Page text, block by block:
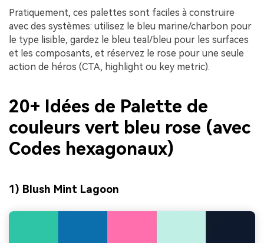
Pratiquement, ces palettes sont faciles à construire
avec des systèmes: utilisez le bleu marine/charbon pour
le type lisible, gardez le bleu teal/bleu pour les surfaces
et les composants, et réservez le rose pour une seule
action de héros (CTA, highlight ou key metric).
20+ Idées de Palette de
couleurs vert bleu rose (avec
Codes hexagonaux)
1) Blush Mint Lagoon